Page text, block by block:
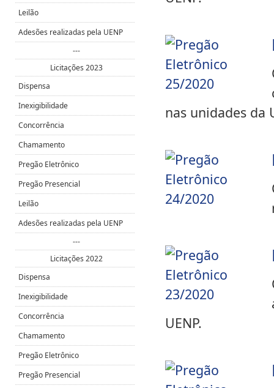
nas unidades da
UENP.
Leilão
Adesões realizadas pela UENP
---
Licitações 2023
Dispensa
Inexigibilidade
Concorrência
Chamamento
Pregão Eletrônico
Pregão Presencial
Leilão
Adesões realizadas pela UENP
---
Licitações 2022
Dispensa
Inexigibilidade
Concorrência
Chamamento
Pregão Eletrônico
Pregão Presencial